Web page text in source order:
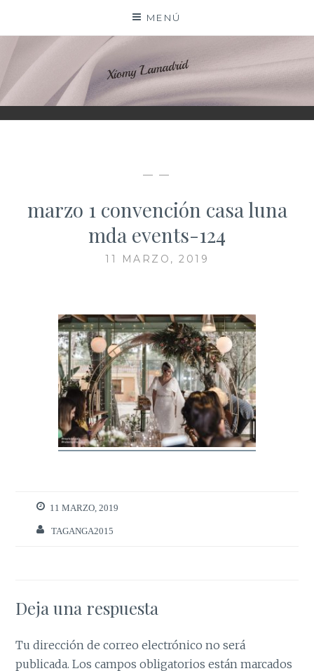
contenido
MENÚ
XIOMY LAMADRID
— —
marzo 1 convención casa luna
mda events-124
11 MARZO, 2019
11 MARZO, 2019
TAGANGA2015
Deja una respuesta
Tu dirección de correo electrónico no será
publicada. Los campos obligatorios están marcados